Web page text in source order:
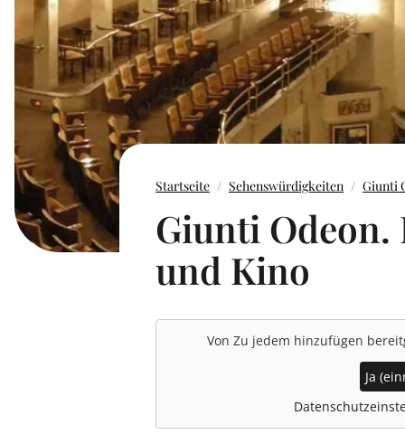
Startseite Sehenswürdigkeiten Giunti
Giunti
und Kino
Von Zu jedem hinzufügen
Ja